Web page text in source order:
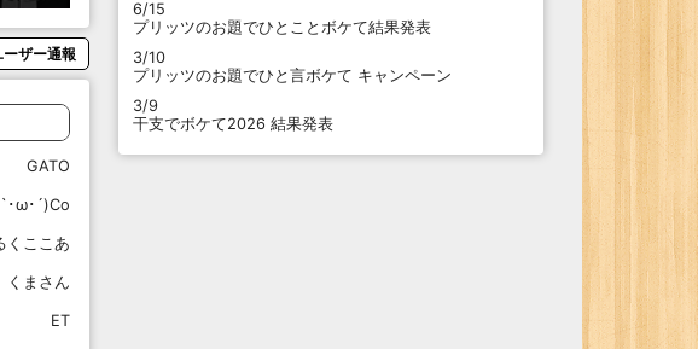
ーザー通報
GATO
･ω･´)Co
くここあ
くまさん
ET
6/15
プリッツのお題でひとことボケて結果発表
3/10
プリッツのお題でひと言ボケて キャンペーン
3/9
干支でボケて2026 結果発表